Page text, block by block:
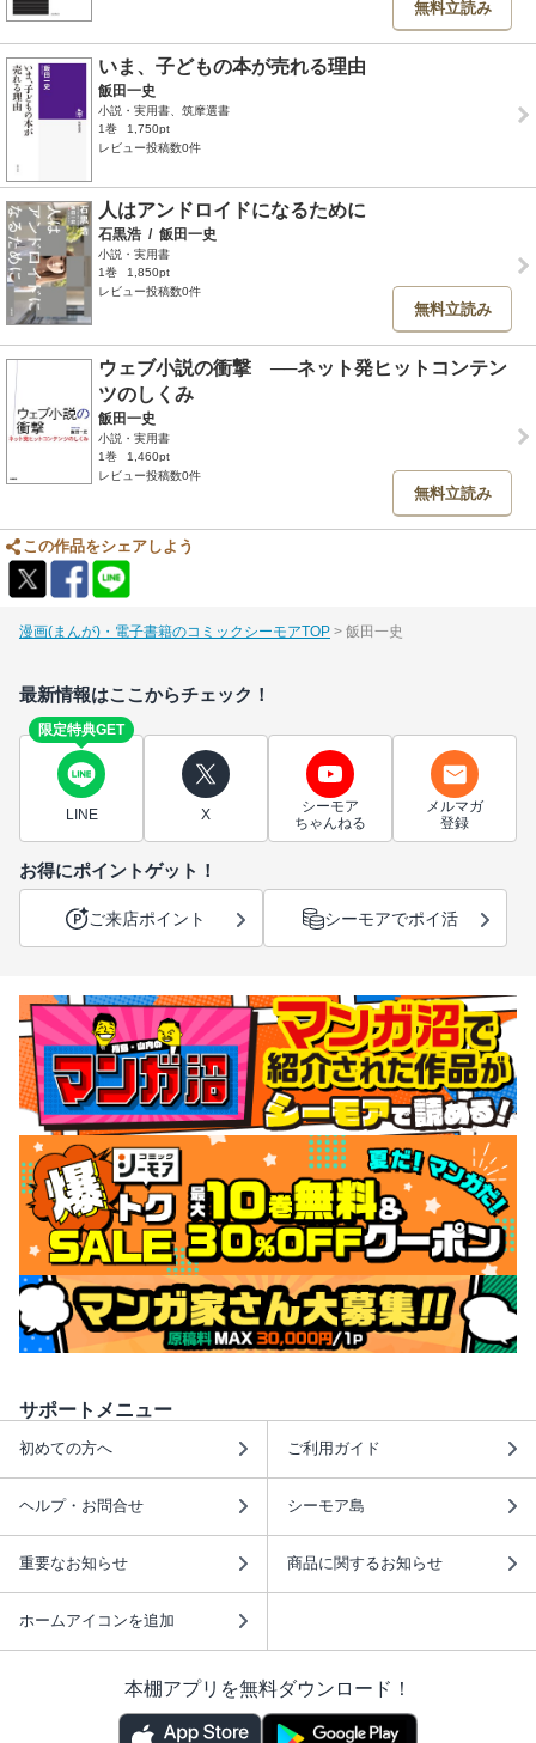
無料立読み
いま、子どもの本が売れる理由
飯田一史
小説・実用書、筑摩選書
1巻
1,750pt
レビュー投稿数0件
人はアンドロイドになるために
石黒浩 / 飯田一史
小説・実用書
1巻
1,850pt
レビュー投稿数0件
無料立読み
ウェブ小説の衝撃 ──ネット発ヒットコンテン
ツのしくみ
飯田一史
小説・実用書
1巻
1,460pt
レビュー投稿数0件
無料立読み
この作品をシェアしよう
漫画(まんが)・電子書籍のコミックシーモアTOP 飯田一史
最新情報はここからチェック！
限定特典GET
LINE X
シーモア
ちゃんねる
メルマガ
登録
お得にポイントゲット！
ご来店ポイント シーモアでポイ活
サポートメニュー
初めての方へ ご利用ガイド
ヘルプ・お問合せ シーモア島
重要なお知らせ 商品に関するお知らせ
ホームアイコンを追加
本棚アプリを無料ダウンロード！